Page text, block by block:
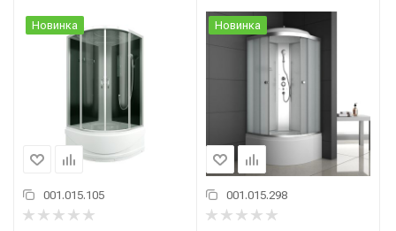
Новинка
001.015.105
Новинка
001.015.298